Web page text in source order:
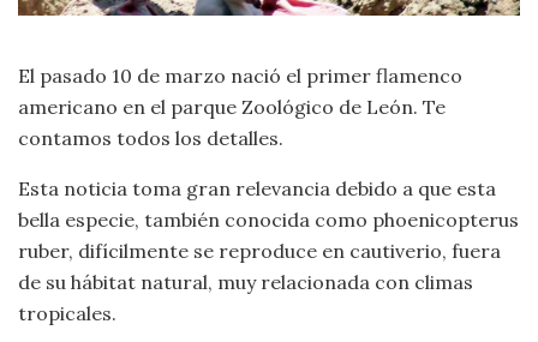
El pasado 10 de marzo nació el primer flamenco
americano en el parque Zoológico de León. Te
contamos todos los detalles.
Esta noticia toma gran relevancia debido a que esta
bella especie, también conocida como phoenicopterus
ruber, difícilmente se reproduce en cautiverio, fuera
de su hábitat natural, muy relacionada con climas
tropicales.